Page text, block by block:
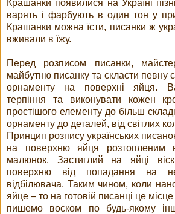
Крашанки появилися на Україні
варять і фарбують в один тон у
Крашанки можна їсти, писанки ж
вживали в їжу.
Перед розписом писанки,
майбутню писанку та скласти певну
орнаменту на поверхні яйця.
терпіння та виконувати кожен
простішого елементу до більш
орнаменту до деталей, від світлих
Принцип розпису українських
на поверхню яйця розтопленим
малюнок. Застиглий на яйці
поверхню від попадання на
відбілювача. Таким чином, коли
яйце – то на готовій писанці це
пишемо воском по будь-якому